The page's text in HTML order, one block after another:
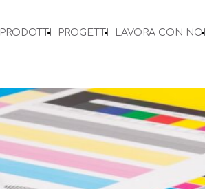
PRODOTTI PROGETTI LAVORA CON NOI